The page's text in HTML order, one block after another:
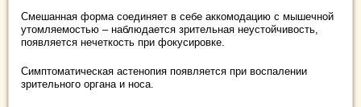
Смешанная форма соединяет в себе аккомодацию с мышечной
утомляемостью – наблюдается зрительная неустойчивость,
появляется нечеткость при фокусировке.
Симптоматическая астенопия появляется при воспалении
зрительного органа и носа.